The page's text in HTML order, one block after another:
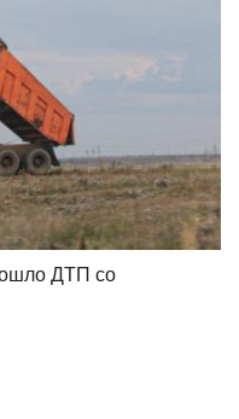
ДТП со